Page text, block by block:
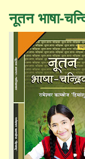
नूतन भाषा-